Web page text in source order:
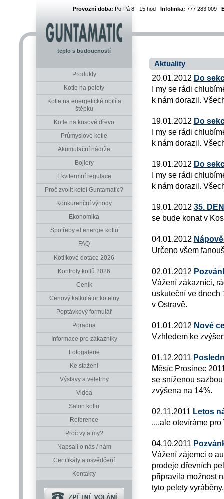
Provozní doba: Po-Pá 8 - 15 hod Infolinka: 777 283 009
teplo s budoucností
Produkty
Kotle na pelety
Kotle na energetické obilí a
štěpku
Kotle na kusové dřevo
Průmyslové kotle
Akumulační nádrže
Bojlery
Ekvitermní regulace
Proč zvolit kotel Guntamatic?
Konkurenční výhody
Ekonomika
Spotřeby el.energie kotlů
FAQ
Kotlíkové dotace 2026
Kontroly kotlů 2026
Ceník
Cenový kalkulátor kotelny
Poptávkový formulář
Poradna
Informace pro zákazníky
Fotogalerie
Ke stažení
Výstavy a veletrhy
Videa
Salon kotlů
Reference
Proč vy a my?
Napsali o nás / nám
Certifikáty a osvědčení
Kontakty
Aktuality
20.01.2012 Do
I my se rádi
k nám dorazil.
19.01.2012 Do
I my se rádi
k nám dorazil.
19.01.2012 Do
I my se rádi
k nám dorazil.
19.01.2012 35.
se bude konat v
04.01.2012
Určeno všem
02.01.2012
Vážení zákazníci,
uskuteční ve dnech
v Ostravě.
01.01.2012 Nové
Vzhledem ke
01.12.2011
Měsíc Prosinec
se sníženou
zvýšena na 14%.
02.11.2011 Letos
....ale otevíráme
04.10.2011
Vážení zájemci o
prodeje dřevních
připravila možnost
tyto pelety vyráběny.